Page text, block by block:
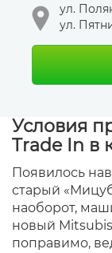
ул.
ул.
Условия
Trade In в
Появилось
старый
наоборот,
новый
поправимо,